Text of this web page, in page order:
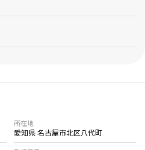
所在地
愛知県 名古屋市北区八代町